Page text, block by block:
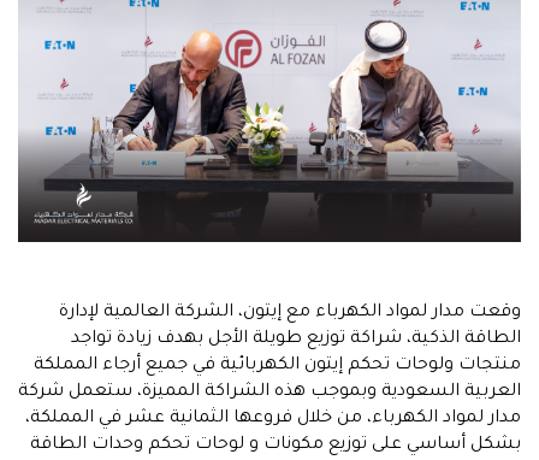
وقعت مدار لمواد الكهرباء مع إيتون، الشركة العالمية لإدارة
الطاقة الذكية، شراكة توزيع طويلة الأجل بهدف زيادة تواجد
منتجات ولوحات تحكم إيتون الكهربائية في جميع أرجاء المملكة
العربية السعودية وبموجب هذه الشراكة المميزة، ستعمل شركة
مدار لمواد الكهرباء، من خلال فروعها الثمانية عشر في المملكة،
بشكل أساسي على توزيع مكونات و لوحات تحكم وحدات الطاقة